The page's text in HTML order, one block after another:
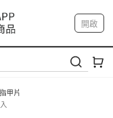
里海巡基地
青埔置地廣場
開啟
我的帳戶
甲片